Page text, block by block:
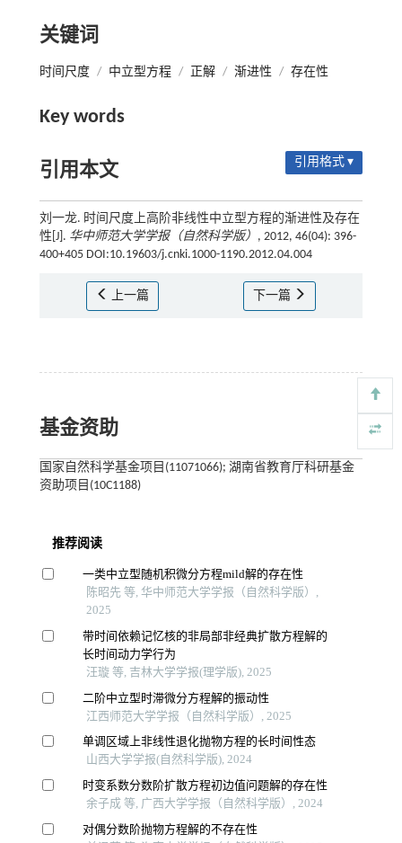
关键词
时间尺度 / 中立型方程 / 正解 / 渐进性 / 存在性
Key words
引用本文 引用格式 ▾
刘一龙. 时间尺度上高阶非线性中立型方程的渐进性及存在
性[J]. 华中师范大学学报（自然科学版） , 2012, 46(04): 396-
400+405 DOI:10.19603/j.cnki.1000-1190.2012.04.004
上一篇 下一篇
基金资助
国家自然科学基金项目(11071066); 湖南省教育厅科研基金
资助项目(10C1188)